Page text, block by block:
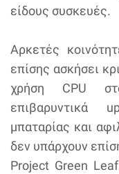
είδους συσκευές.
Αρκετές
επίσης ασκήσει
χρήση CPU
επιβαρυντικά
μπαταρίας και
δεν υπάρχουν
Project Green